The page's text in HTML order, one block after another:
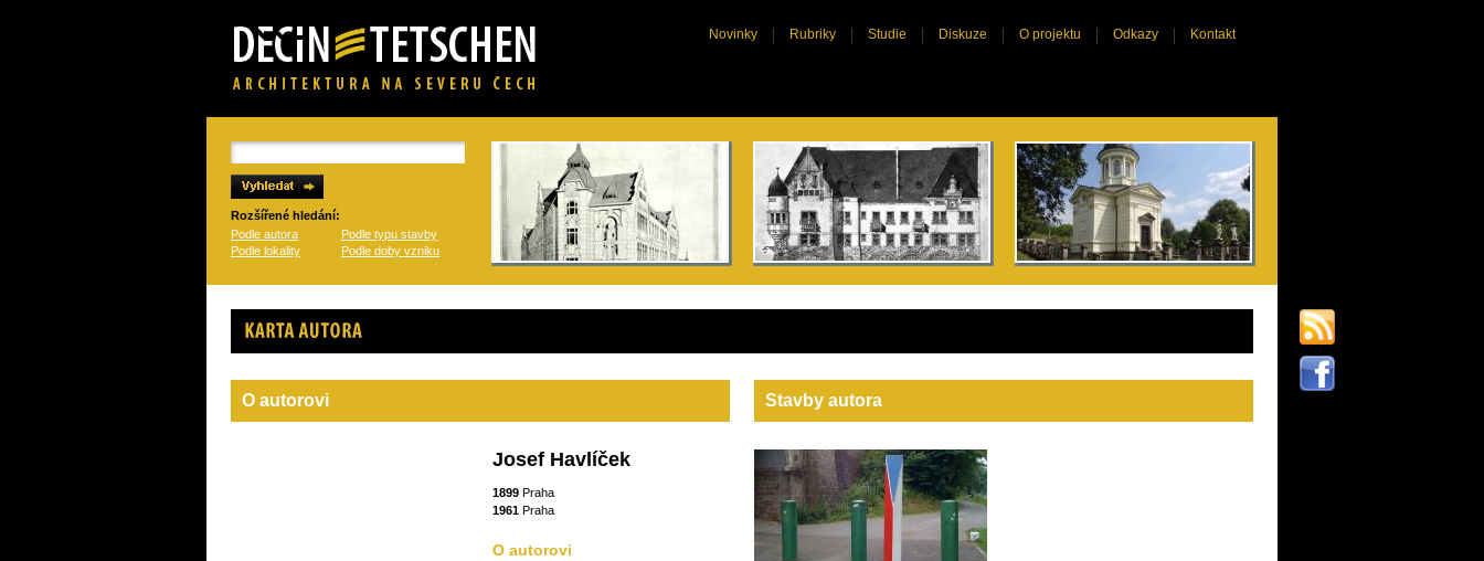
Novinky Rubriky Studie Diskuze O projektu Odkazy Kontakt
Rozšířené hledání:
Podle autora
Podle typu stavby
Podle lokality
Podle doby vzniku
Karta autora
O autorovi
Josef Havlíček
1899 Praha
1961 Praha
O autorovi
Stavby autora